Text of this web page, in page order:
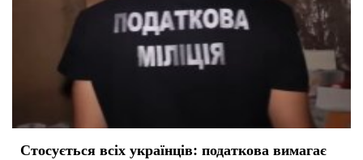
Стосується всіх українців: податкова вимагає